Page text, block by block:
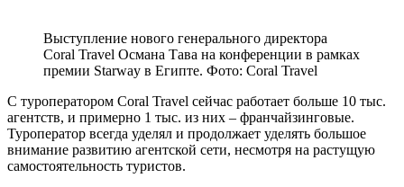
Выступление нового генерального директора
Coral Travel Османа Тава на конференции в рамках
премии Starway в Египте. Фото: Coral Travel
С туроператором Coral Travel сейчас работает больше 10 тыс.
агентств, и примерно 1 тыс. из них – франчайзинговые.
Туроператор всегда уделял и продолжает уделять большое
внимание развитию агентской сети, несмотря на растущую
самостоятельность туристов.